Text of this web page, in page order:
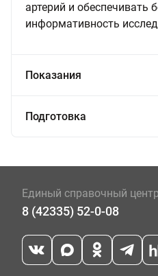
артерий и обеспечивать
информативность
Показания
Подготовка
Единый справочный центр
8 (42335) 52-0-08